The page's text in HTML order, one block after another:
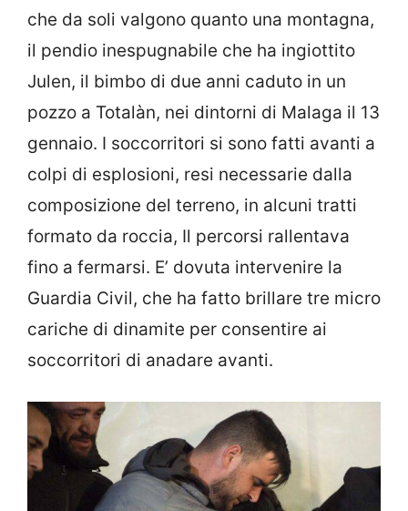
che da soli valgono quanto una montagna,
il pendio inespugnabile che ha ingiottito
Julen, il bimbo di due anni caduto in un
pozzo a Totalàn, nei dintorni di Malaga il 13
gennaio. I soccorritori si sono fatti avanti a
colpi di esplosioni, resi necessarie dalla
composizione del terreno, in alcuni tratti
formato da roccia, Il percorsi rallentava
fino a fermarsi. E’ dovuta intervenire la
Guardia Civil, che ha fatto brillare tre micro
cariche di dinamite per consentire ai
soccorritori di anadare avanti.